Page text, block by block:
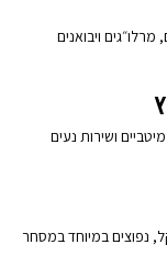
ויבואנים
ושירות נעים
נפוצים במיוחד במסחר